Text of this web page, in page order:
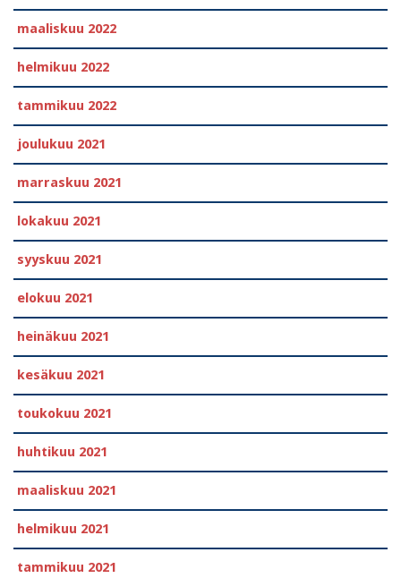
maaliskuu 2022
helmikuu 2022
tammikuu 2022
joulukuu 2021
marraskuu 2021
lokakuu 2021
syyskuu 2021
elokuu 2021
heinäkuu 2021
kesäkuu 2021
toukokuu 2021
huhtikuu 2021
maaliskuu 2021
helmikuu 2021
tammikuu 2021